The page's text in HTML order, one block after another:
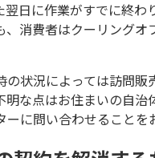
翌日に作業がすでに終わ
、消費者はクーリングオ
の状況によっては訪問販
明な点はお住まいの自治
に問い合わせることを